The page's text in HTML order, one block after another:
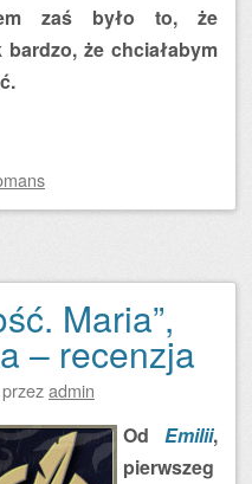
zaś było to, że
że chciałabym
Maria”,
– recenzja
przezadmin
Od Emilii,
pierwszeg